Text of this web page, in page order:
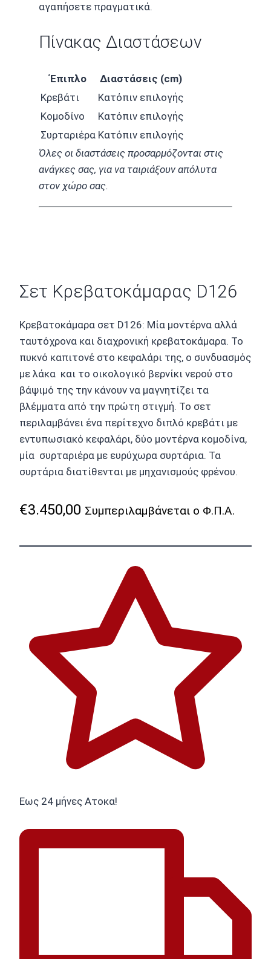
αγαπήσετε πραγματικά.
Πίνακας Διαστάσεων
Έπιπλο
Διαστάσεις (cm)
Κρεβάτι
Κατόπιν επιλογής
Κομοδίνο
Κατόπιν επιλογής
Συρταριέρα Κατόπιν επιλογής
Όλες οι διαστάσεις προσαρμόζονται στις
ανάγκες σας, για να ταιριάξουν απόλυτα
στον χώρο σας.
Σετ Κρεβατοκάμαρας D126
Κρεβατοκάμαρα σετ D126: Μία μοντέρνα αλλά
ταυτόχρονα και διαχρονική κρεβατοκάμαρα. Το
πυκνό καπιτονέ στο κεφαλάρι της, ο συνδυασμός
με λάκα και το οικολογικό βερνίκι νερού στο
βάψιμό της την κάνουν να μαγνητίζει τα
βλέμματα από την πρώτη στιγμή. Το σετ
περιλαμβάνει ένα περίτεχνο διπλό κρεβάτι με
εντυπωσιακό κεφαλάρι, δύο μοντέρνα κομοδίνα,
μία συρταριέρα με ευρύχωρα συρτάρια. Τα
συρτάρια διατίθενται με μηχανισμούς φρένου.
€3.450,00 Συμπεριλαμβάνεται ο Φ.Π.Α.
Εως 24 μήνες Ατοκα!